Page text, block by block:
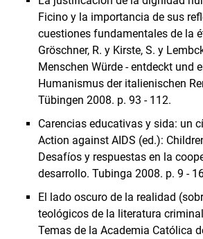
Ficino y la importancia de sus
cuestiones fundamentales de la
Gröschner, R. y Kirste, S. y
Menschen Würde - entdeckt und
Humanismus der italienischen
Tübingen 2008. p. 93 - 112.
Carencias educativas y sida: un
Action against AIDS (ed.):
Desafíos y respuestas en la
desarrollo. Tubinga 2008. p. 9 -
El lado oscuro de la realidad
teológicos de la literatura
Temas de la Academia Católica